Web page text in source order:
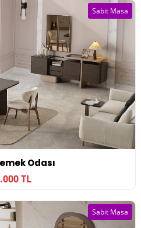
Odası
TL
Sabit Masa
Sabit Masa